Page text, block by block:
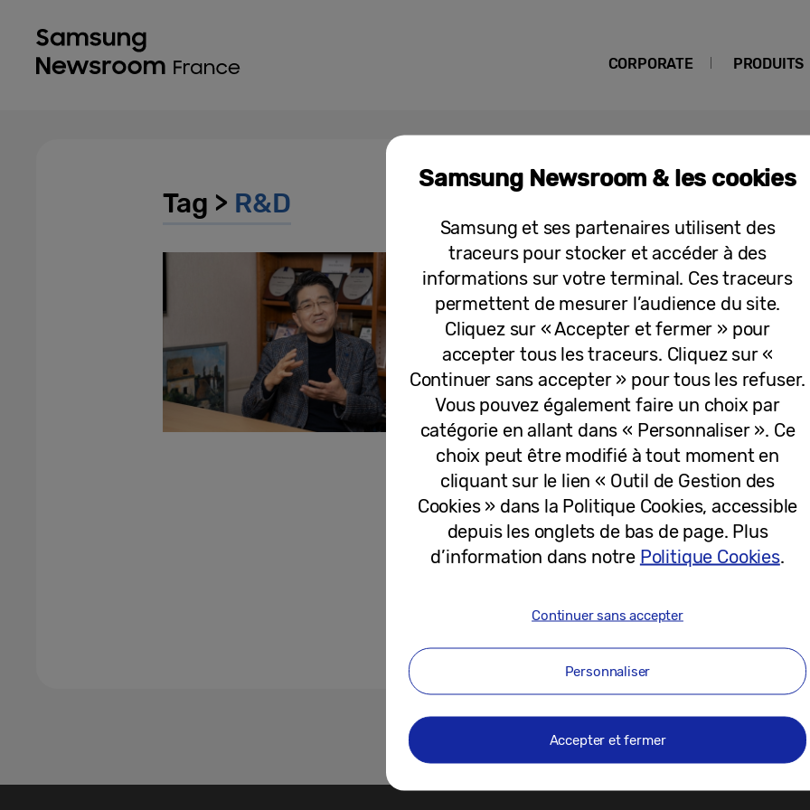
CORPORATE PRODUITS
Tag > R&D
[Quantum Dots] Comment la
devenue un véritable moteur pour
industriel
06-04-2025
1
Samsung Newsroom & les cookies
Samsung et ses partenaires utilisent des
traceurs pour stocker et accéder à des
informations sur votre terminal. Ces traceurs
permettent de mesurer l’audience du site.
Cliquez sur « Accepter et fermer » pour
accepter tous les traceurs. Cliquez sur «
Continuer sans accepter » pour tous les refuser.
Vous pouvez également faire un choix par
catégorie en allant dans « Personnaliser ». Ce
choix peut être modifié à tout moment en
cliquant sur le lien « Outil de Gestion des
Cookies » dans la Politique Cookies, accessible
depuis les onglets de bas de page. Plus
d’information dans notre Politique Cookies.
Continuer sans accepter
Personnaliser
Accepter et fermer